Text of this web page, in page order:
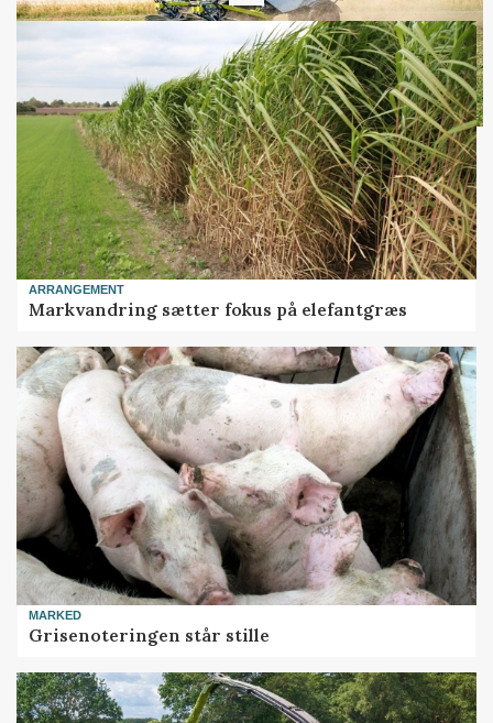
ARRANGEMENT
Markvandring sætter fokus på elefantgræs
MARKED
Grisenoteringen står stille